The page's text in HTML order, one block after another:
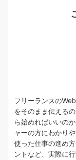
フリーランスの
をそのまま伝える
ら始めればいいの
ャーの方にわかり
使った仕事の進め
ントなど、実際に